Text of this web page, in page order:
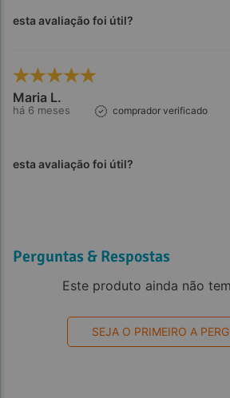
Referências:
esta avaliação foi útil?
Maria L.
há 6 meses comprador verificado
esta avaliação foi útil?
Perguntas & Respostas
Este produto ainda não
SEJA O PRIMEIRO A